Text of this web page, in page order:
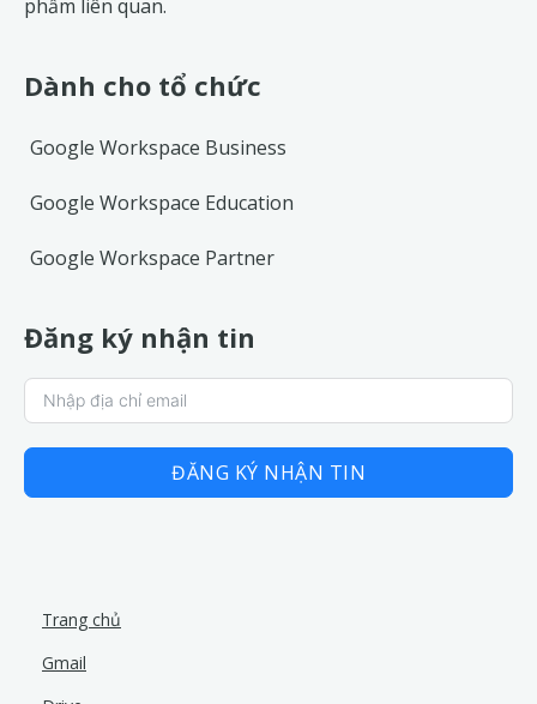
phẩm liên quan.
Dành cho tổ chức
Google Workspace Business
Google Workspace Education
Google Workspace Partner
Đăng ký nhận tin
ĐĂNG KÝ NHẬN TIN
Trang chủ
Gmail